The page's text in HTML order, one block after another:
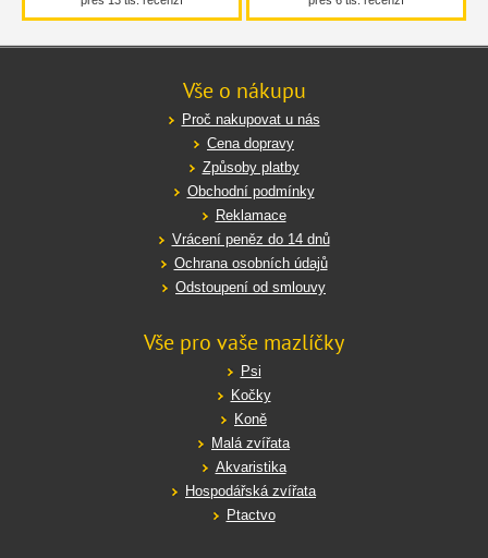
Vše o nákupu
Proč nakupovat u nás
Cena dopravy
Způsoby platby
Obchodní podmínky
Reklamace
Vrácení peněz do 14 dnů
Ochrana osobních údajů
Odstoupení od smlouvy
Vše pro vaše mazlíčky
Psi
Kočky
Koně
Malá zvířata
Akvaristika
Hospodářská zvířata
Ptactvo